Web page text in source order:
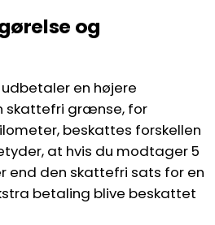
og
en højere
skattefri grænse, for
beskattes forskellen
at hvis du modtager 5
end den skattefri sats for en
betaling blive beskattet